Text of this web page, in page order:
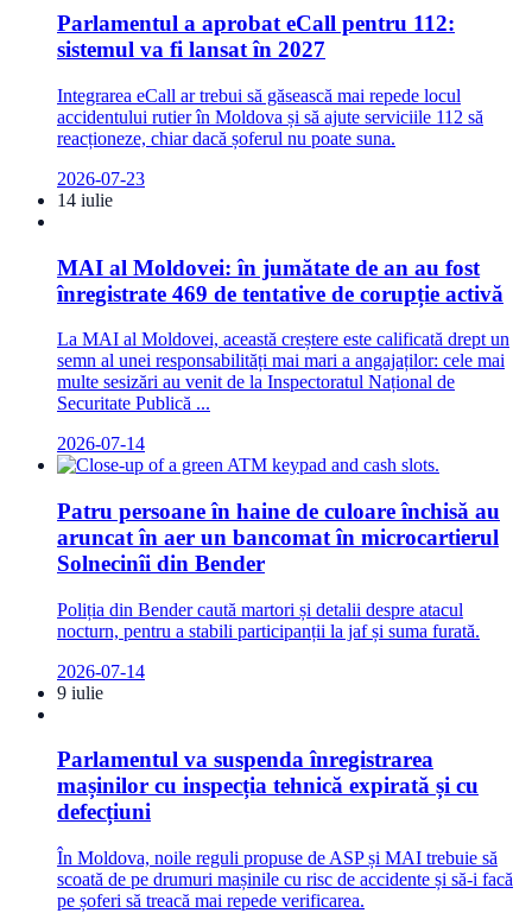
Parlamentul a aprobat eCall pentru 112:
sistemul va fi lansat în 2027
Integrarea eCall ar trebui să găsească mai repede locul
accidentului rutier în Moldova și să ajute serviciile 112 să
reacționeze, chiar dacă șoferul nu poate suna.
2026-07-23
14 iulie
MAI al Moldovei: în jumătate de an au fost
înregistrate 469 de tentative de corupție activă
La MAI al Moldovei, această creștere este calificată drept un
semn al unei responsabilități mai mari a angajaților: cele mai
multe sesizări au venit de la Inspectoratul Național de
Securitate Publică ...
2026-07-14
Patru persoane în haine de culoare închisă au
aruncat în aer un bancomat în microcartierul
Solnecinîi din Bender
Poliția din Bender caută martori și detalii despre atacul
nocturn, pentru a stabili participanții la jaf și suma furată.
2026-07-14
9 iulie
Parlamentul va suspenda înregistrarea
mașinilor cu inspecția tehnică expirată și cu
defecțiuni
În Moldova, noile reguli propuse de ASP și MAI trebuie să
scoată de pe drumuri mașinile cu risc de accidente și să-i facă
pe șoferi să treacă mai repede verificarea.